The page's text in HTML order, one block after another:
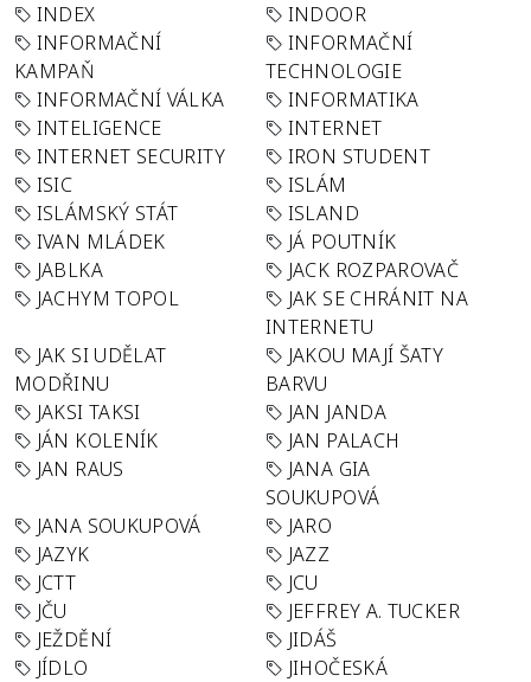
INDEX
INDOOR
INFORMAČNÍ
KAMPAŇ
INFORMAČNÍ
TECHNOLOGIE
INFORMAČNÍ VÁLKA
INFORMATIKA
INTELIGENCE
INTERNET
INTERNET SECURITY
IRON STUDENT
ISIC
ISLÁM
ISLÁMSKÝ STÁT
ISLAND
IVAN MLÁDEK
JÁ POUTNÍK
JABLKA
JACK ROZPAROVAČ
JACHYM TOPOL
JAK SE CHRÁNIT NA
INTERNETU
JAK SI UDĚLAT
MODŘINU
JAKOU MAJÍ ŠATY
BARVU
JAKSI TAKSI
JAN JANDA
JÁN KOLENÍK
JAN PALACH
JAN RAUS
JANA GIA
SOUKUPOVÁ
JANA SOUKUPOVÁ
JARO
JAZYK
JAZZ
JCTT
JCU
JČU
JEFFREY A. TUCKER
JEŽDĚNÍ
JIDÁŠ
JÍDLO
JIHOČESKÁ